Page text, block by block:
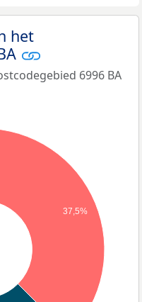
het
6996 BA
37,5%